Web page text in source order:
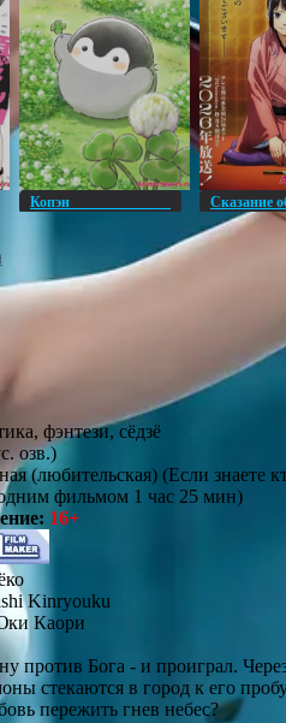
Копэн Сказание
фэнтези, сёдзё
озв.)
(любительская) (Если знаете
фильмом 1 час 25 мин)
16+
Kinryouku
Каори
против Бога - и проиграл.
стекаются в город к его
пережить гнев небес?